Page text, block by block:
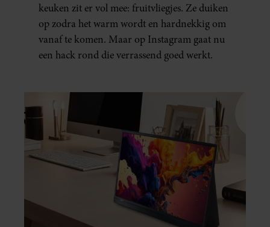
keuken zit er vol mee: fruitvliegjes. Ze duiken
op zodra het warm wordt en hardnekkig om
vanaf te komen. Maar op Instagram gaat nu
een hack rond die verrassend goed werkt.